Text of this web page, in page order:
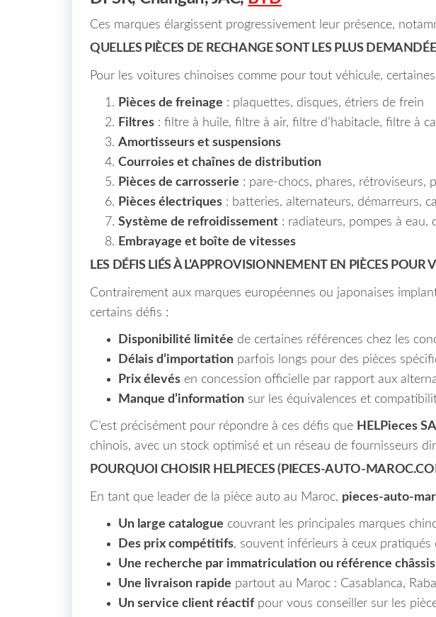
Ces marques élargissent progressivement leur présence,
QUELLES PIÈCES DE RECHANGE SONT LES PLUS
Pour les voitures chinoises comme pour tout véhicule,
Pièces de freinage : plaquettes, disques, étriers de frein
Filtres : filtre à huile, filtre à air, filtre d’habitacle, filtre à
Amortisseurs et suspensions
Courroies et chaînes de distribution
Pièces de carrosserie : pare-chocs, phares, rétroviseurs,
Pièces électriques : batteries, alternateurs, démarreurs,
Système de refroidissement : radiateurs, pompes à eau,
Embrayage et boîte de vitesses
LES DÉFIS LIÉS À L’APPROVISIONNEMENT EN PIÈCES POUR
Contrairement aux marques européennes ou japonaises
certains défis :
Disponibilité limitée de certaines références chez les
Délais d’importation parfois longs pour des pièces
Prix élevés en concession officielle par rapport aux
Manque d’information sur les équivalences et
C’est précisément pour répondre à ces défis que HELPieces
chinois, avec un stock optimisé et un réseau de fournisseurs
POURQUOI CHOISIR HELPIECES (PIECES-AUTO-
En tant que leader de la pièce auto au Maroc, pieces-auto-
Un large catalogue couvrant les principales marques
Des prix compétitifs, souvent inférieurs à ceux pratiqués
Une recherche par immatriculation ou référence
Une livraison rapide partout au Maroc : Casablanca,
Un service client réactifpour vous conseiller sur les